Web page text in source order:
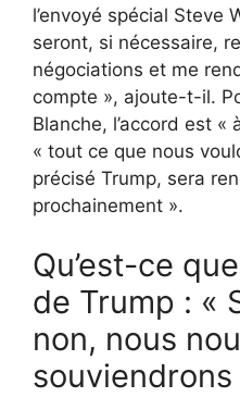
l’envoyé spécial Steve
seront, si nécessaire,
négociations et me
compte », ajoute-t-il.
Blanche, l’accord est
« tout ce que nous
précisé Trump, sera
prochainement ».
Qu’est-ce
de Trump : «
non, nous
souviendrons